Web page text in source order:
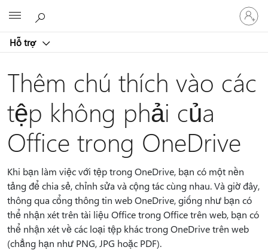
Hỗ trợ
Đăng
nhập
tài
Thêm chú thích vào các
tệp không phải của
Office trong OneDrive
Khi bạn làm việc với tệp trong OneDrive, bạn có một nền
tảng để chia sẻ, chỉnh sửa và cộng tác cùng nhau. Và giờ đây,
thông qua cổng thông tin web OneDrive, giống như bạn có
thể nhận xét trên tài liệu Office trong Office trên web, bạn có
thể nhận xét về các loại tệp khác trong OneDrive trên web
(chẳng hạn như PNG, JPG hoặc PDF).